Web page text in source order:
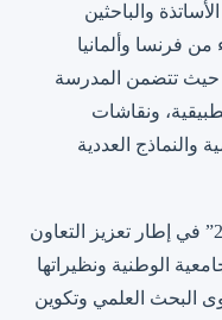
والباحثين
فرنسا وألمانيا
حيث تتضمن المدرسة
ونقاشات
العددية
وتندرج مدرسة “سيمبا نواكشوط 2026” في إطار تعزيز التعاون
الوطنية ونظيراتها
البحث العلمي وتكوين